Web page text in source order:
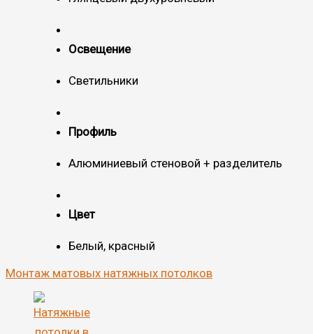
Освещение
Светильники
Профиль
Алюминиевый стеновой + разделитель
Цвет
Белый, красный
Монтаж матовых натяжных потолков